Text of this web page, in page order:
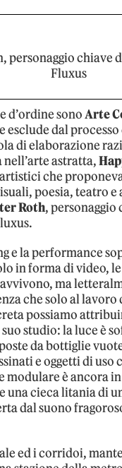
personaggio chiave
Fluxus
d’ordine sonoArte
esclude dal
di elaborazione
astratta,
che
poesia, teatro
Roth, personaggio
e la performance
in forma di video,
ma
che solo al
possiamo
studio: la luce è
da bottiglie
e oggetti di uso
modulare è ancora
una cieca litania di
dal suono
ed i corridoi,